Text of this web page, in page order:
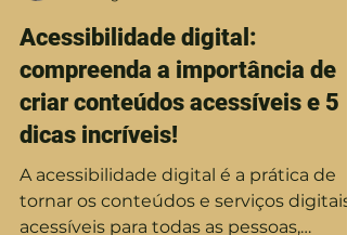
Berenice Lima
26 de ago. de 2023
8 min de leitura
Acessibilidade digital:
compreenda a importância de
dicas incríveis!
A acessibilidade digital é a prática de